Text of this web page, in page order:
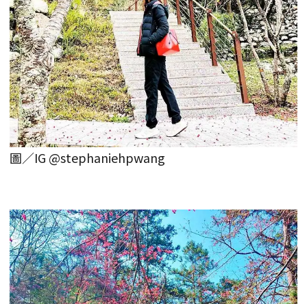
圖／IG @stephaniehpwang